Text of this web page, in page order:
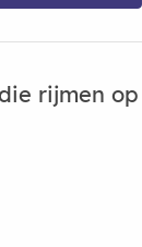
rijmen op